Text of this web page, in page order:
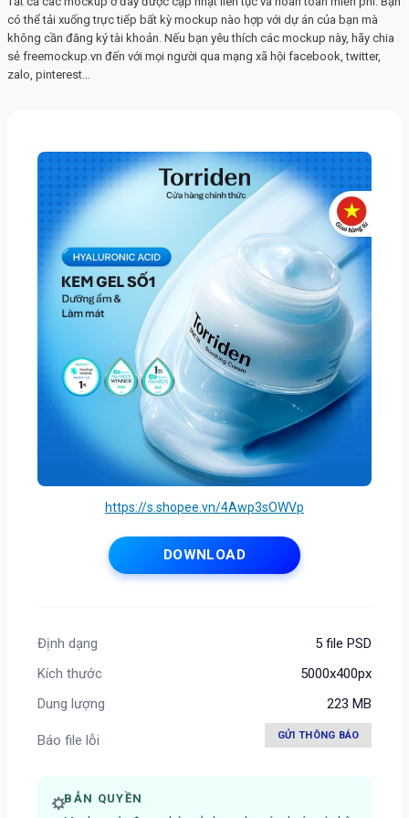
có thể tải xuống trực tiếp bất kỳ mockup nào hợp với dự án của bạn mà
không cần đăng ký tài khoản. Nếu bạn yêu thích các mockup này, hãy chia
sẻ freemockup.vn đến với mọi người qua mạng xã hội facebook, twitter,
zalo, pinterest…
https://s.shopee.vn/4Awp3sOWVp
DOWNLOAD
Định dạng
5 file PSD
Kích thước
5000x400px
Dung lượng
223 MB
Báo file lỗi GỬI THÔNG BÁO
BẢN QUYỀN